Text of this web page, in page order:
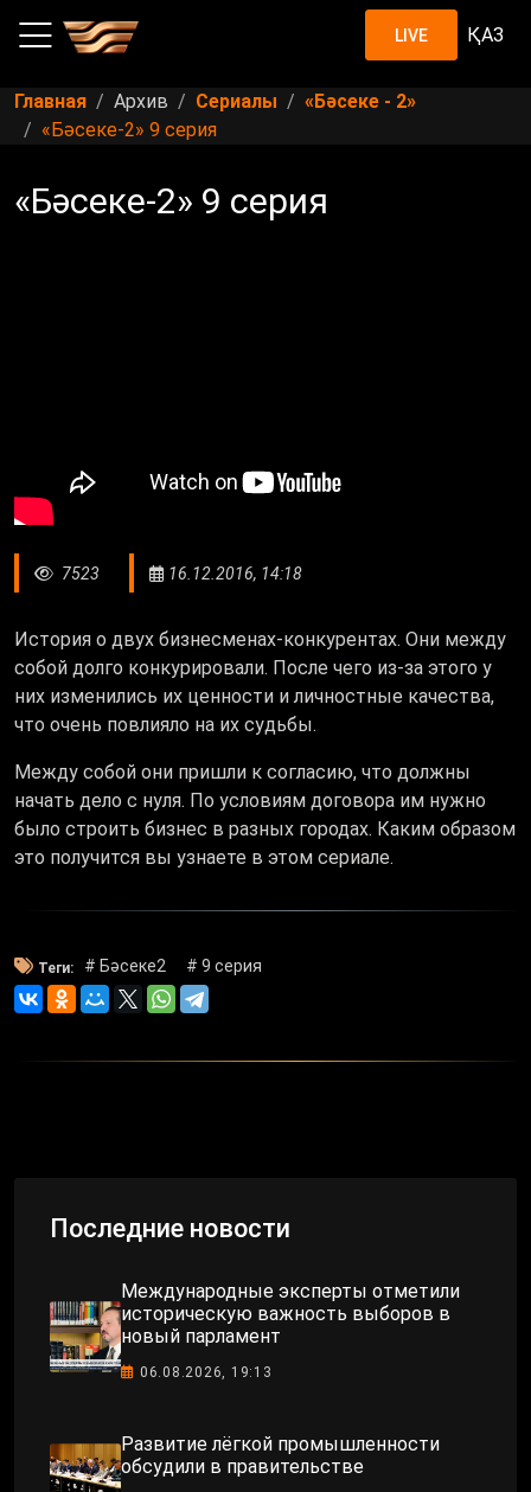
LIVE ҚАЗ
Главная Архив Сериалы
«Бәсеке - 2»
«Бәсеке-2» 9 серия
«Бәсеке-2» 9 серия
7523 16.12.2016, 14:18
История о двух бизнесменах-конкурентах. Они между
собой долго конкурировали. После чего из-за этого у
них изменились их ценности и личностные качества,
что очень повлияло на их судьбы.
Между собой они пришли к согласию, что должны
начать дело с нуля. По условиям договора им нужно
было строить бизнес в разных городах. Каким образом
это получится вы узнаете в этом сериале.
Теги: # Бәсеке2 # 9 серия
Последние новости
Международные эксперты отметили
историческую важность выборов в
новый парламент
06.08.2026, 19:13
Развитие лёгкой промышленности
обсудили в правительстве